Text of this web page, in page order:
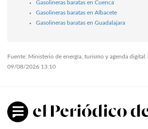
Gasolineras baratas en Cuenca
Gasolineras baratas en Albacete
Gasolineras baratas en Guadalajara
Fuente: Ministerio de energía, turismo y agenda digital.
09/08/2026 13:10